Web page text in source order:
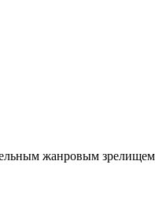
жанровым